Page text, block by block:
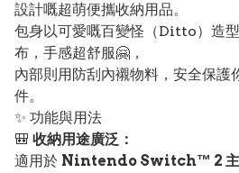
設計嘅超萌便攜收納用品。
包身以可愛嘅百變怪（Ditto）造
布，手感超舒服🤗，
內部則用防刮內襯物料，安全保
件。
✨ 功能與用法
🎒 收納用途廣泛：
適用於 Nintendo Switch™ 2 主